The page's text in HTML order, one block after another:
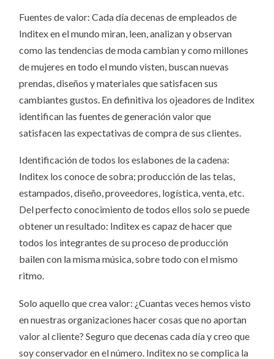
Fuentes de valor: Cada día decenas de empleados de
Inditex en el mundo miran, leen, analizan y observan
como las tendencias de moda cambian y como millones
de mujeres en todo el mundo visten, buscan nuevas
prendas, diseños y materiales que satisfacen sus
cambiantes gustos. En definitiva los ojeadores de Inditex
identifican las fuentes de generación valor que
satisfacen las expectativas de compra de sus clientes.
Identificación de todos los eslabones de la cadena:
Inditex los conoce de sobra; producción de las telas,
estampados, diseño, proveedores, logística, venta, etc.
Del perfecto conocimiento de todos ellos solo se puede
obtener un resultado: Inditex es capaz de hacer que
todos los integrantes de su proceso de producción
bailen con la misma música, sobre todo con el mismo
ritmo.
Solo aquello que crea valor: ¿Cuantas veces hemos visto
en nuestras organizaciones hacer cosas que no aportan
valor al cliente? Seguro que decenas cada día y creo que
soy conservador en el número. Inditex no se complica la